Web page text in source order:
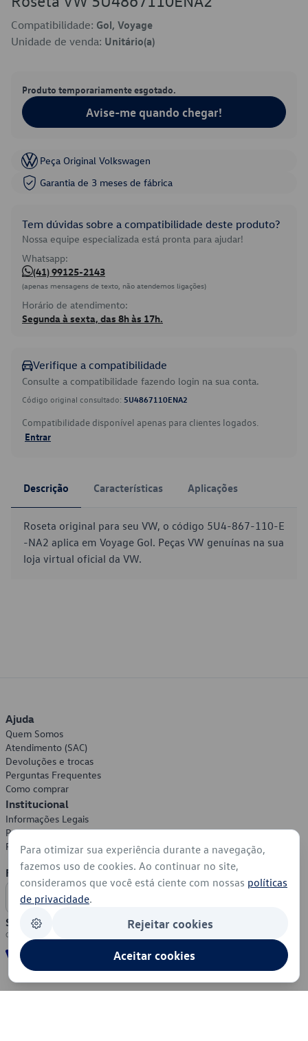
Compatibilidade: Gol, Voyage
Unidade de venda: Unitário(a)
Produto temporariamente esgotado.
Avise-me quando chegar!
Peça Original Volkswagen
Garantia de 3 meses de fábrica
Tem dúvidas sobre a compatibilidade deste produto?
Nossa equipe especializada está pronta para ajudar!
Whatsapp:
(41) 99125-2143
(apenas mensagens de texto, não atendemos ligações)
Horário de atendimento:
Segunda à sexta, das 8h às 17h.
Verifique a compatibilidade
Consulte a compatibilidade fazendo login na sua conta.
Código original consultado: 5U4867110ENA2
Compatibilidade disponível apenas para clientes logados.
Entrar
Descrição Características Aplicações
Roseta original para seu VW, o código 5U4-867-110-E
-NA2 aplica em Voyage Gol. Peças VW genuínas na sua
loja virtual oficial da VW.
Ajuda
Quem Somos
Atendimento (SAC)
Devoluções e trocas
Perguntas Frequentes
Como comprar
Institucional
Informações Legais
Política de Privacidade
Política de Cookies
Formas de Pagamento
Segurança
Para otimizar sua experiência durante a navegação,
fazemos uso de cookies. Ao continuar no site,
consideramos que você está ciente com nossas políticas
de privacidade.
Rejeitar cookies
Aceitar cookies